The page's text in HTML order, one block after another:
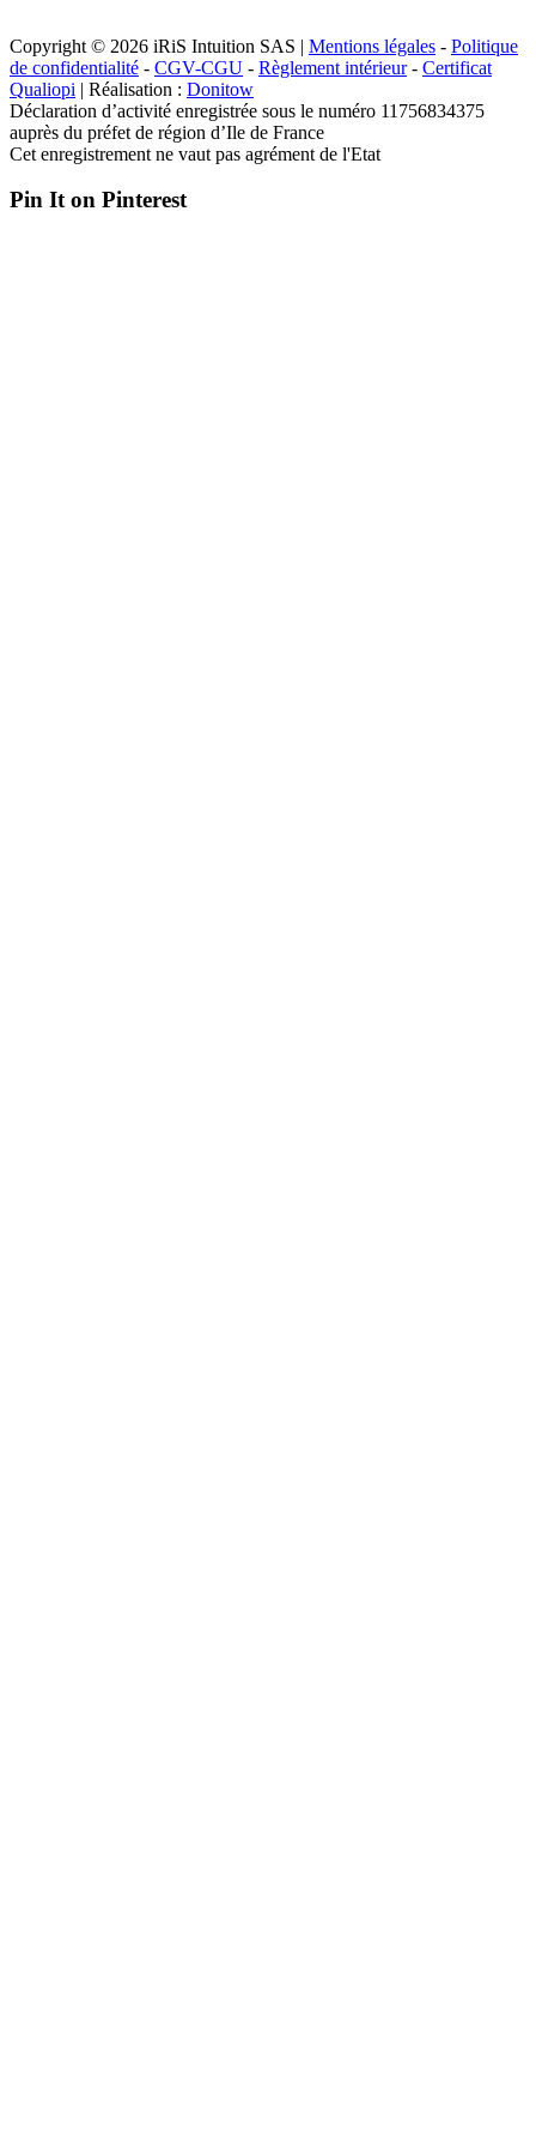
Copyright © 2026 iRiS Intuition SAS | Mentions légales - Politique
de confidentialité - CGV-CGU - Règlement intérieur- Certificat
Qualiopi | Réalisation : Donitow
Déclaration d’activité enregistrée sous le numéro 11756834375
auprès du préfet de région d’Ile de France
Cet enregistrement ne vaut pas agrément de l'Etat
Pin It on Pinterest